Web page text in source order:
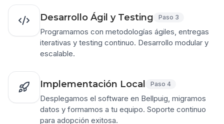
Desarrollo Ágil y Testing Paso 3
Programamos con metodologías ágiles, entregas
iterativas y testing continuo. Desarrollo modular y
escalable.
Implementación Local Paso 4
Desplegamos el software en Bellpuig, migramos
datos y formamos a tu equipo. Soporte continuo
para adopción exitosa.